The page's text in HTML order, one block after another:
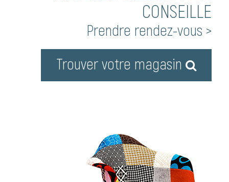
CONSEILLE
Prendre rendez-vous >
Trouver votre magasin